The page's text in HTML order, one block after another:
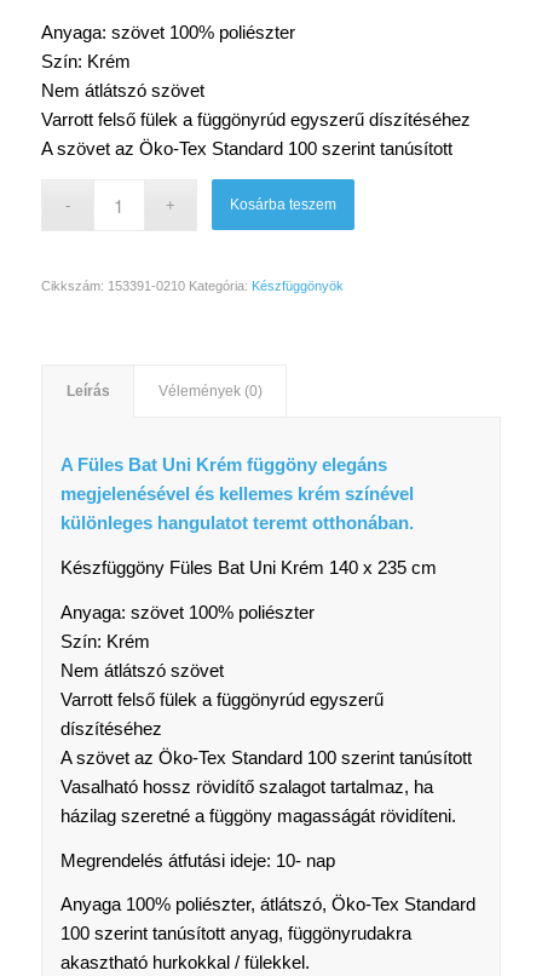
Anyaga: szövet 100% poliészter
Szín: Krém
Nem átlátszó szövet
Varrott felső fülek a függönyrúd egyszerű díszítéséhez
A szövet az Öko-Tex Standard 100 szerint tanúsított
Kosárba teszem
Cikkszám: 153391-0210 Kategória: Készfüggönyök
Leírás Vélemények (0)
A Füles Bat Uni Krém függöny elegáns
megjelenésével és kellemes krém színével
különleges hangulatot teremt otthonában.
Készfüggöny Füles Bat Uni Krém 140 x 235 cm
Anyaga: szövet 100% poliészter
Szín: Krém
Nem átlátszó szövet
Varrott felső fülek a függönyrúd egyszerű
díszítéséhez
A szövet az Öko-Tex Standard 100 szerint tanúsított
Vasalható hossz rövidítő szalagot tartalmaz, ha
házilag szeretné a függöny magasságát rövidíteni.
Megrendelés átfutási ideje: 10- nap
Anyaga 100% poliészter, átlátszó, Öko-Tex Standard
100 szerint tanúsított anyag, függönyrudakra
akasztható hurkokkal / fülekkel.